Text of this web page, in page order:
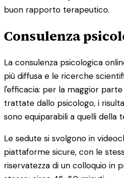
buon rapporto terapeutico.
Consulenza
La consulenza psicologica
più diffusa e le ricerche
l'efficacia: per la maggior
trattate dallo psicologo, i
sono equiparabili a quelli della
Le sedute si svolgono in
piattaforme sicure, con le
riservatezza di un colloquio in